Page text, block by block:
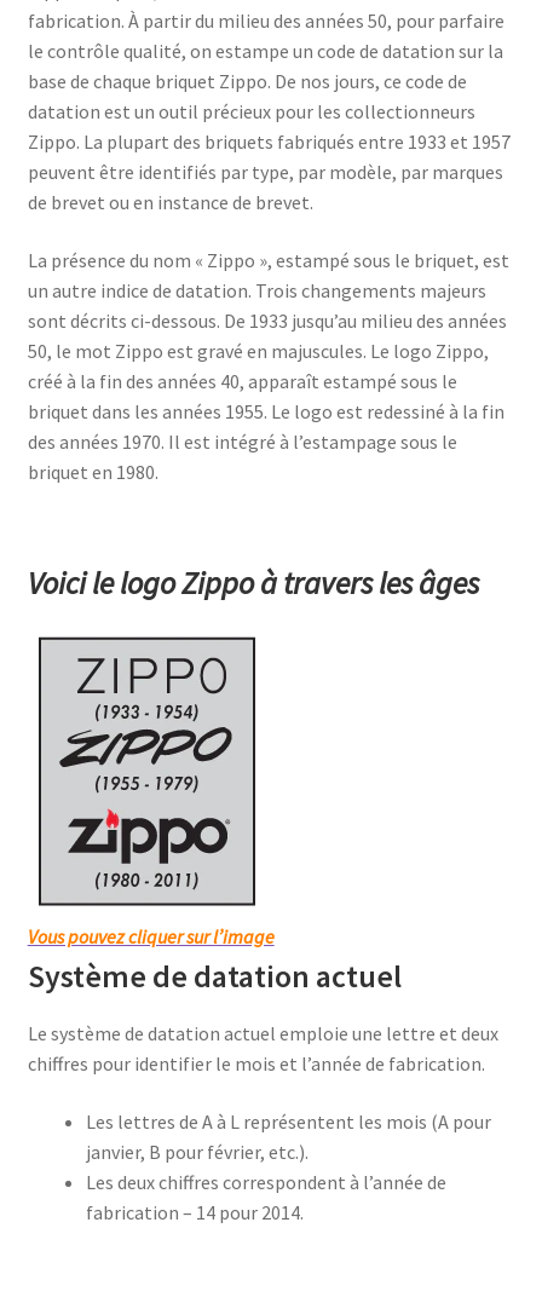
fabrication. À partir du milieu des années 50, pour parfaire
le contrôle qualité, on estampe un code de datation sur la
base de chaque briquet Zippo. De nos jours, ce code de
datation est un outil précieux pour les collectionneurs
Zippo. La plupart des briquets fabriqués entre 1933 et 1957
peuvent être identifiés par type, par modèle, par marques
de brevet ou en instance de brevet.
La présence du nom « Zippo », estampé sous le briquet, est
un autre indice de datation. Trois changements majeurs
sont décrits ci-dessous. De 1933 jusqu’au milieu des années
50, le mot Zippo est gravé en majuscules. Le logo Zippo,
créé à la fin des années 40, apparaît estampé sous le
briquet dans les années 1955. Le logo est redessiné à la fin
des années 1970. Il est intégré à l’estampage sous le
briquet en 1980.
Voici le logo Zippo à travers les âges
Vous pouvez cliquer sur l’image
Système de datation actuel
Le système de datation actuel emploie une lettre et deux
chiffres pour identifier le mois et l’année de fabrication.
Les lettres de A à L représentent les mois (A pour
janvier, B pour février, etc.).
Les deux chiffres correspondent à l’année de
fabrication – 14 pour 2014.